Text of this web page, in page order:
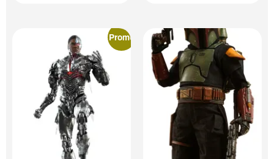
Promo